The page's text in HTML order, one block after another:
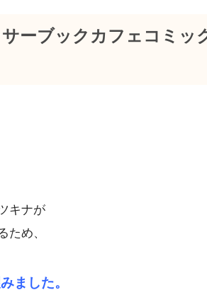
ーブックカフェコミッ
キナが
ため、
ました。